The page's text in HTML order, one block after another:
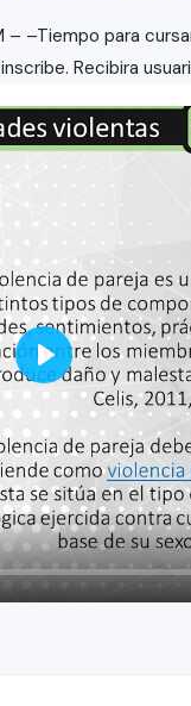
–Tiempo para
Recibira
Play